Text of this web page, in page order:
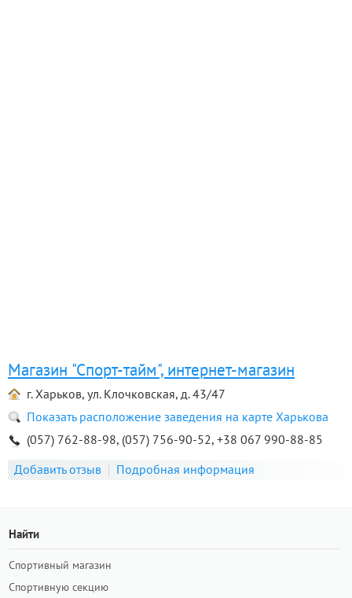
Магазин "Спорт-тайм", интернет-магазин
г. Харьков, ул. Клочковская, д. 43/47
Показать расположение заведения на карте Харькова
(057) 762-88-98, (057) 756-90-52, +38 067 990-88-85
Добавить отзыв
Подробная информация
Найти
Спортивный магазин
Спортивную секцию